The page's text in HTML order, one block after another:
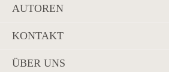
AUTOREN
KONTAKT
ÜBER UNS